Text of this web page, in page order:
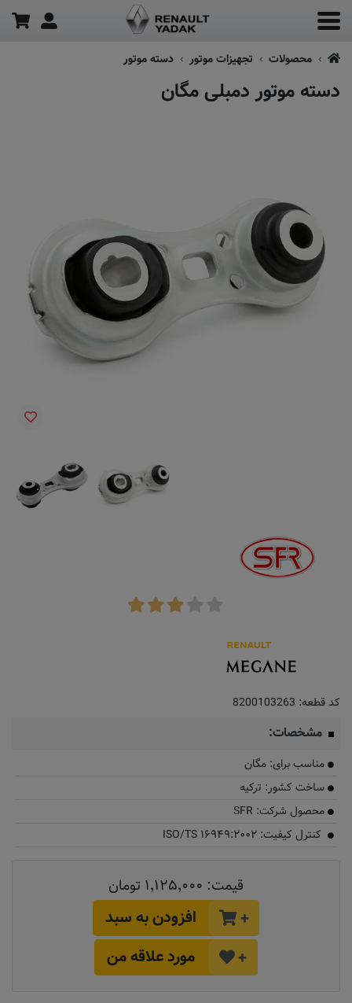
محصولات تجهیزات موتور دسته موتور
دسته موتور دمبلی مگان
کد قطعه: 8200103263
مشخصات:
مناسب برای: مگان
ساخت کشور: ترکیه
محصول شرکت: SFR
کنترل کیفیت: ISO/TS ۱۶۹۴۹:۲۰۰۲
قیمت: ۱٬۱۲۵٬۰۰۰ تومان
+
افزودن به سبد
+
مورد علاقه من